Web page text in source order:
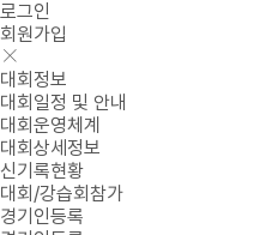
로그인
회원가입
대회정보
대회일정 및 안내
대회운영체계
대회상세정보
신기록현황
대회/강습회참가
경기인등록